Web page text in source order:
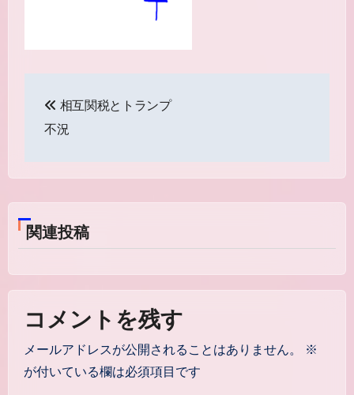
稿
ビ
ゲ
ー
シ
ョ
ン
相互関税とトランプ
不況
関連投稿
コメントを残す
メールアドレスが公開されることはありません。
※
が付いている欄は必須項目です